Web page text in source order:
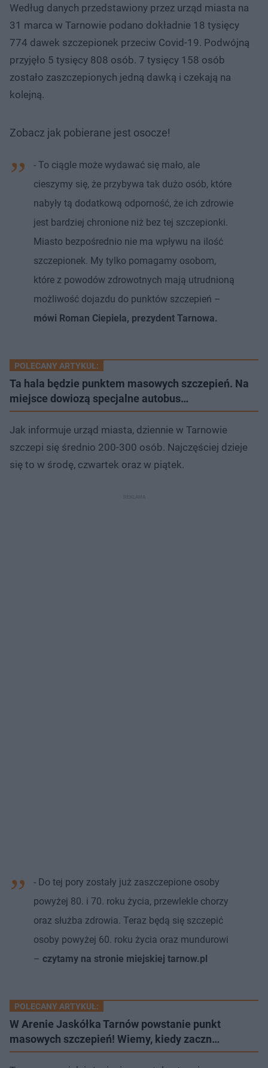
Według danych przedstawiony przez urząd miasta na
31 marca w Tarnowie podano dokładnie 18 tysięcy
774 dawek szczepionek przeciw Covid-19. Podwójną
przyjęło 5 tysięcy 808 osób. 7 tysięcy 158 osób
zostało zaszczepionych jedną dawką i czekają na
kolejną.
Zobacz jak pobierane jest osocze!
- To ciągle może wydawać się mało, ale
cieszymy się, że przybywa tak dużo osób, które
nabyły tą dodatkową odporność, że ich zdrowie
jest bardziej chronione niż bez tej szczepionki.
Miasto bezpośrednio nie ma wpływu na ilość
szczepionek. My tylko pomagamy osobom,
które z powodów zdrowotnych mają utrudnioną
możliwość dojazdu do punktów szczepień –
mówi Roman Ciepiela, prezydent Tarnowa.
POLECANY ARTYKUŁ:
Ta hala będzie punktem masowych szczepień. Na
miejsce dowiozą specjalne autobus…
Jak informuje urząd miasta, dziennie w Tarnowie
szczepi się średnio 200-300 osób. Najczęściej dzieje
się to w środę, czwartek oraz w piątek.
- Do tej pory zostały już zaszczepione osoby
powyżej 80. i 70. roku życia, przewlekle chorzy
oraz służba zdrowia. Teraz będą się szczepić
osoby powyżej 60. roku życia oraz mundurowi
– czytamy na stronie miejskiej tarnow.pl
POLECANY ARTYKUŁ:
W Arenie Jaskółka Tarnów powstanie punkt
masowych szczepień! Wiemy, kiedy zaczn…